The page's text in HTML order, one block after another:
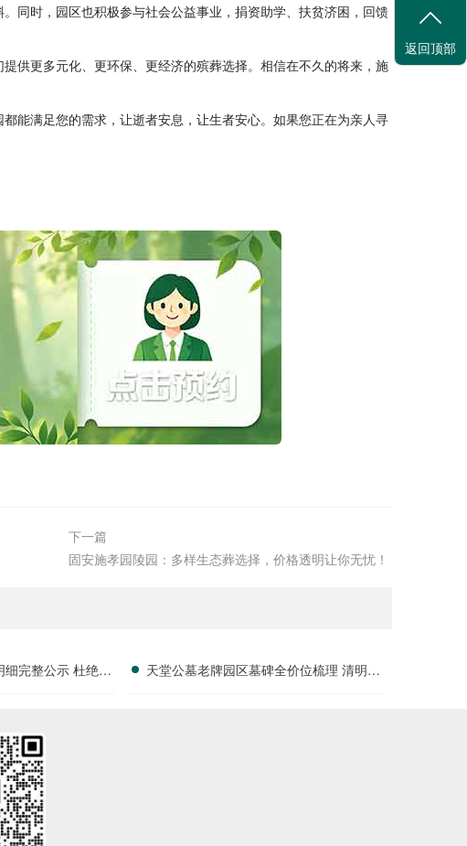
同时，园区也积极参与社会公益事业，捐资助学、扶贫济困，回馈
供更多元化、更环保、更经济的殡葬选择。相信在不久的将来，施
能满足您的需求，让逝者安息，让生者安心。如果您正在为亲人寻
下一篇
固安施孝园陵园：多样生态葬选择，价格透明让你无忧！
完整公示 杜绝隐
天堂公墓老牌园区墓碑全价位梳理 清明专
返回顶部